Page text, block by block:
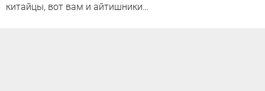
китайцы, вот вам и айтишники…